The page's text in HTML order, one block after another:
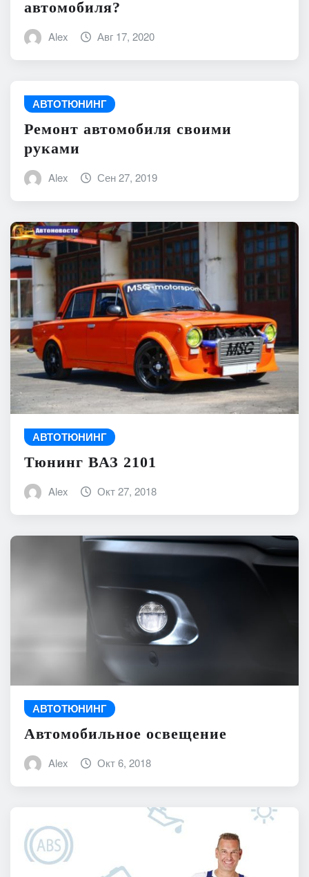
автомобиля?
Alex Авг 17, 2020
АВТОТЮНИНГ
Ремонт автомобиля своими
руками
Alex Сен 27, 2019
АВТОТЮНИНГ
Тюнинг ВАЗ 2101
Alex Окт 27, 2018
АВТОТЮНИНГ
Автомобильное освещение
Alex Окт 6, 2018